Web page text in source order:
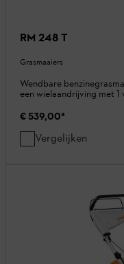
RM 248 T
Grasmaaiers
Wendbare
een wielaandrijving met 1
€ 539,00*
Vergelijken